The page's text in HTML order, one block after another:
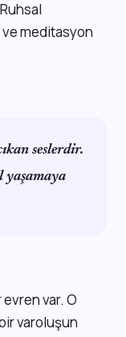
ve meditasyon
seslerdir.
yaşamaya
var. O
varoluşun